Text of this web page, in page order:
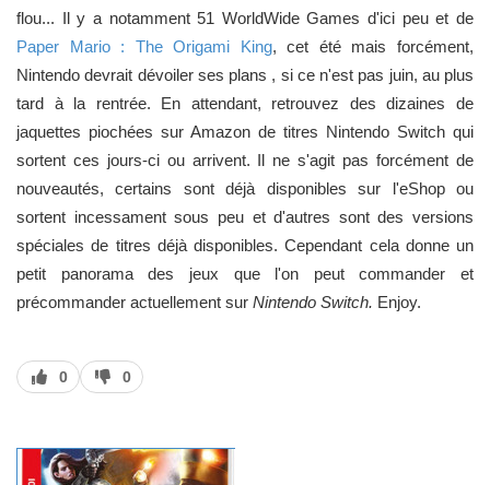
flou... Il y a notamment 51 WorldWide Games d'ici peu et de
Paper Mario : The Origami King, cet été mais forcément,
Nintendo devrait dévoiler ses plans , si ce n'est pas juin, au plus
tard à la rentrée. En attendant, retrouvez des dizaines de
jaquettes piochées sur Amazon de titres Nintendo Switch qui
sortent ces jours-ci ou arrivent. Il ne s'agit pas forcément de
nouveautés, certains sont déjà disponibles sur l'eShop ou
sortent incessament sous peu et d'autres sont des versions
spéciales de titres déjà disponibles. Cependant cela donne un
petit panorama des jeux que l'on peut commander et
précommander actuellement sur Nintendo Switch. Enjoy.
J’aime
0
J’aime
pas
0